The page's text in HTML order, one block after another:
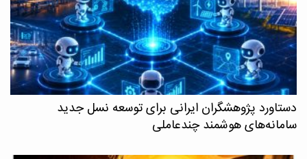
دستاورد پژوهشگران ایرانی برای توسعه نسل جدید
سامانه‌های هوشمند چندعاملی